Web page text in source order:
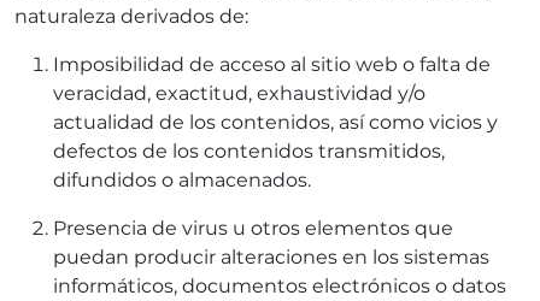
naturaleza derivados de:
Imposibilidad de acceso al sitio web o falta de
veracidad, exactitud, exhaustividad y/o
actualidad de los contenidos, así como vicios y
defectos de los contenidos transmitidos,
difundidos o almacenados.
Presencia de virus u otros elementos que
puedan producir alteraciones en los sistemas
informáticos, documentos electrónicos o datos